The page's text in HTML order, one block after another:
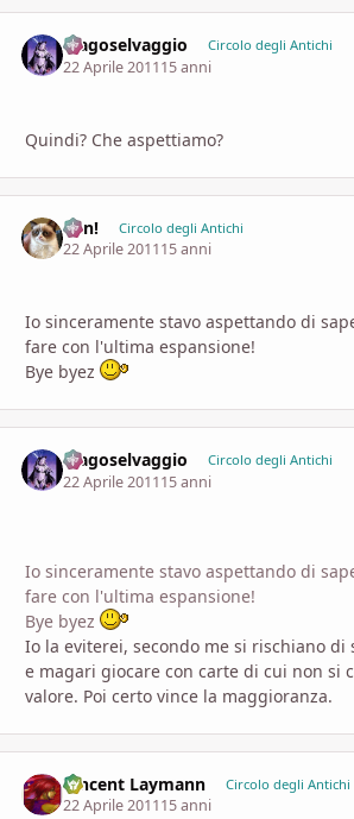
Magoselvaggio Circolo degli Antichi
22 Aprile 201115 anni
Quindi? Che aspettiamo?
Ren! Circolo degli Antichi
22 Aprile 201115 anni
Io sinceramente stavo aspettando di
fare con l'ultima espansione!
Bye byez
Magoselvaggio Circolo degli Antichi
22 Aprile 201115 anni
Io sinceramente stavo aspettando di
fare con l'ultima espansione!
Bye byez
Io la eviterei, secondo me si rischiano di
e magari giocare con carte di cui non si
valore. Poi certo vince la maggioranza.
Vincent Laymann Circolo degli Antichi
22 Aprile 201115 anni